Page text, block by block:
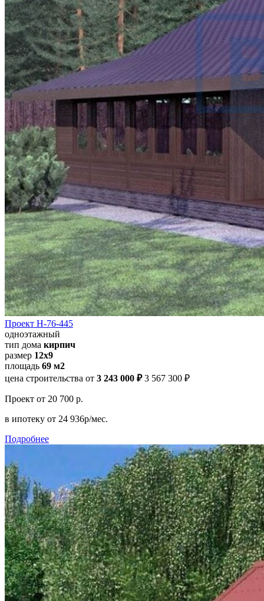
Проект Н-76-445
одноэтажный
тип дома кирпич
размер 12х9
площадь 69 м2
цена строительства от 3 243 000 ₽ 3 567 300 ₽
Проект от 20 700 р.
в ипотеку от 24 936р/мес.
Подробнее